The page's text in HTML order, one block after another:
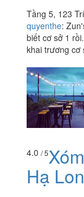
Tầng 5, 123
quyenthe:
biết cơ sở 1
khai trương cơ
4.0 / 5
Hạ